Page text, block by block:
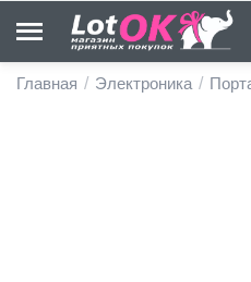
Главная / Электроника /